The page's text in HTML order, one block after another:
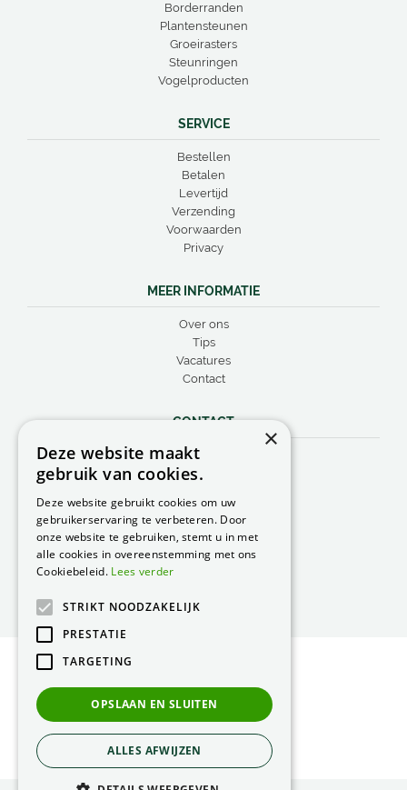
Borderranden
Plantensteunen
Groeirasters
Steunringen
Vogelproducten
SERVICE
Bestellen
Betalen
Levertijd
Verzending
Voorwaarden
Privacy
MEER INFORMATIE
Over ons
Tips
Vacatures
Contact
CONTACT
Peacock Garden Supports
Industrieweg 22
Nederland
0499 57 40 80
F. 0499 57 40 84
E.peacock@peacock.nl
Privacy Statement
Green Solutions
×
Deze website maakt
gebruik van cookies.
Deze website gebruikt cookies om uw
gebruikerservaring te verbeteren. Door
onze website te gebruiken, stemt u in met
alle cookies in overeenstemming met ons
Cookiebeleid. Lees verder
STRIKT NOODZAKELIJK
PRESTATIE
TARGETING
OPSLAAN EN SLUITEN
ALLES AFWIJZEN